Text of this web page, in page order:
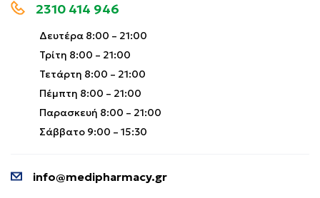
2310 414 946
Δευτέρα 8:00 – 21:00
Τρίτη 8:00 – 21:00
Τετάρτη 8:00 – 21:00
Πέμπτη 8:00 – 21:00
Παρασκευή 8:00 – 21:00
Σάββατο 9:00 – 15:30
info@medipharmacy.gr